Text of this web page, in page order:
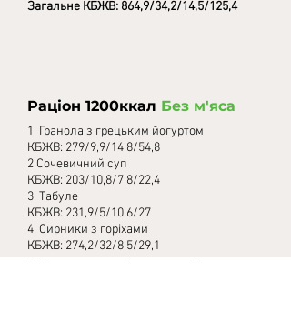
Загальне КБЖВ: 864,9/34,2/14,5/125,4
Раціон 1200ккал Без м'яса
1. Гранола з грецьким йогуртом
КБЖВ: 279/9,9/14,8/54,8
2.Сочевичний суп
КБЖВ: 203/10,8/7,8/22,4
3. Табуле
КБЖВ: 231,9/5/10,6/27
4. Сирники з горіхами
КБЖВ: 274,2/32/8,5/29,1
5. Шашлички з тофу та рататуй